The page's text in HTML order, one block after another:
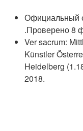
Официальный
.Проверено 8
Ver sacrum:
Künstler
Heidelberg
2018.